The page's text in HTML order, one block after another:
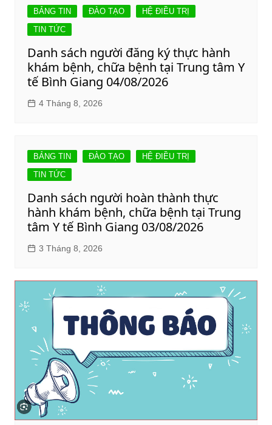
viếtBẢNG TIN ĐÀO TẠO
HỆ ĐIỀU TRỊ
TIN TỨC
Danh sách người đăng ký thực hành
khám bệnh, chữa bệnh tại Trung tâm Y
tế Bình Giang 04/08/2026
4 Tháng 8, 2026
BẢNG TIN ĐÀO TẠO
HỆ ĐIỀU TRỊ
TIN TỨC
Danh sách người hoàn thành thực
hành khám bệnh, chữa bệnh tại Trung
tâm Y tế Bình Giang 03/08/2026
3 Tháng 8, 2026